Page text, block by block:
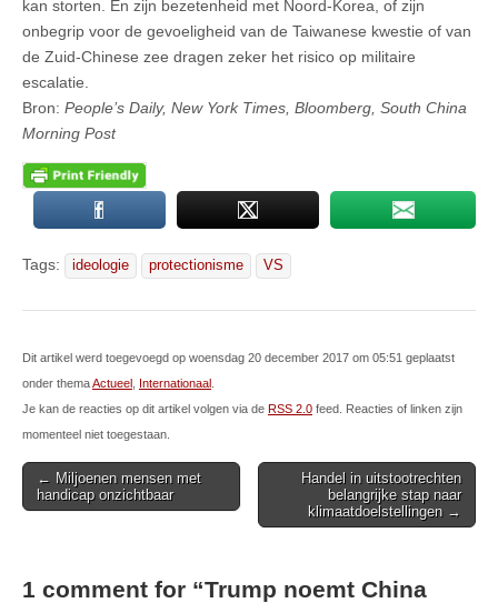
kan storten. En zijn bezetenheid met Noord-Korea, of zijn
onbegrip voor de gevoeligheid van de Taiwanese kwestie of van
de Zuid-Chinese zee dragen zeker het risico op militaire
escalatie.
Bron: People’s Daily, New York Times, Bloomberg, South China
Morning Post
Tags: ideologie protectionisme VS
Dit artikel werd toegevoegd op woensdag 20 december 2017 om 05:51 geplaatst
onder themaActueel Internationaal
Je kan de reacties op dit artikel volgen via de RSS 2.0 feed. Reacties of linken zijn
momenteel niet toegestaan.
Post
navigation
← Miljoenen mensen met
handicap onzichtbaar
Handel in uitstootrechten
belangrijke stap naar
klimaatdoelstellingen →
1 comment for “Trump noemt China